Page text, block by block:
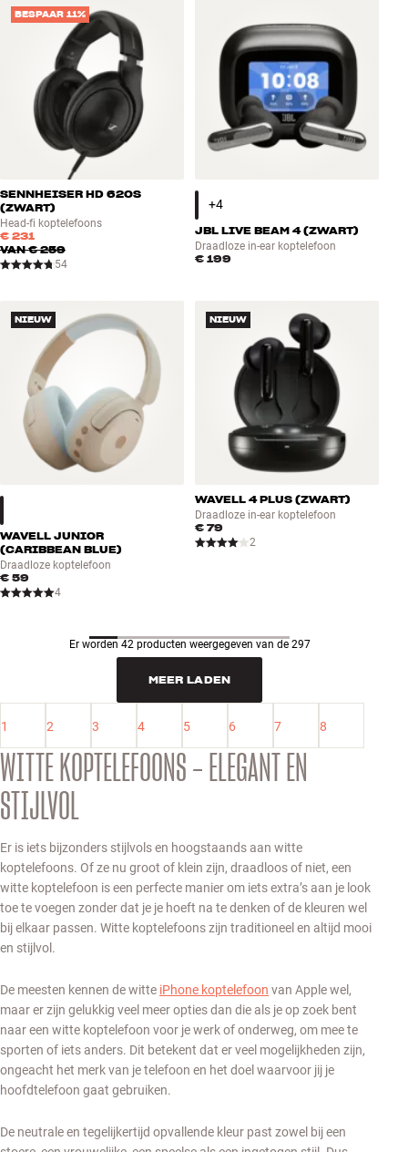
BESPAAR 11%
SENNHEISER HD 620S
(ZWART)
Head-fi koptelefoons
€ 231
VAN€ 259
54
JBL LIVE BEAM 4 (ZWART)
Draadloze in-ear koptelefoon
€ 199
NIEUW
WAVELL JUNIOR
(CARIBBEAN BLUE)
Draadloze koptelefoon
€ 59
4
NIEUW
WAVELL 4 PLUS (ZWART)
Draadloze in-ear koptelefoon
€ 79
2
Er worden 42 producten weergegeven van de 297
MEER LADEN
1 2 3 4 5 6 7 8
WITTE KOPTELEFOONS – ELEGANT EN
STIJLVOL
Er is iets bijzonders stijlvols en hoogstaands aan witte
koptelefoons. Of ze nu groot of klein zijn, draadloos of niet, een
witte koptelefoon is een perfecte manier om iets extra’s aan je look
toe te voegen zonder dat je je hoeft na te denken of de kleuren wel
bij elkaar passen. Witte koptelefoons zijn traditioneel en altijd mooi
en stijlvol.
De meesten kennen de witte iPhone koptelefoon van Apple wel,
maar er zijn gelukkig veel meer opties dan die als je op zoek bent
naar een witte koptelefoon voor je werk of onderweg, om mee te
sporten of iets anders. Dit betekent dat er veel mogelijkheden zijn,
ongeacht het merk van je telefoon en het doel waarvoor jij je
hoofdtelefoon gaat gebruiken.
De neutrale en tegelijkertijd opvallende kleur past zowel bij een